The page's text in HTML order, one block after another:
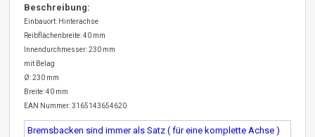
Beschreibung:
Einbauort: Hinterachse
Reibflächenbreite: 40 mm
Innendurchmesser: 230 mm
mit Belag
Ø: 230 mm
Breite: 40 mm
EAN Nummer: 3165143654620
Bremsbacken sind immer als Satz ( für eine komplette Achse )